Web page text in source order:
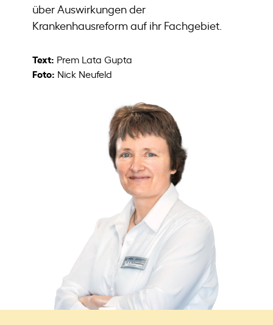
über Auswirkungen der
Krankenhausreform auf ihr Fachgebiet.
Text: Prem Lata Gupta
Foto: Nick Neufeld